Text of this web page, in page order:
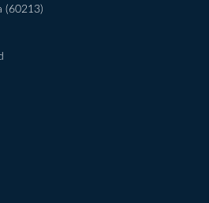
(60213)